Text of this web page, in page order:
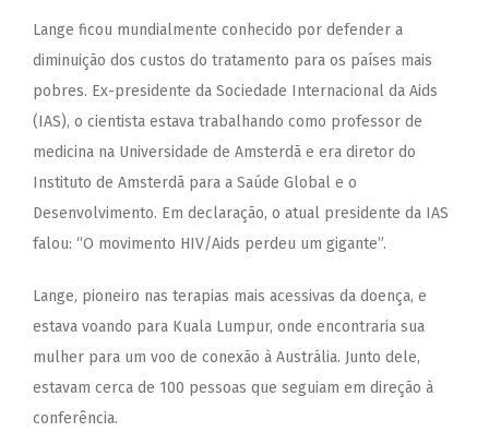
Lange ficou mundialmente conhecido por defender a
diminuição dos custos do tratamento para os países mais
pobres. Ex-presidente da Sociedade Internacional da Aids
(IAS), o cientista estava trabalhando como professor de
medicina na Universidade de Amsterdã e era diretor do
Instituto de Amsterdã para a Saúde Global e o
Desenvolvimento. Em declaração, o atual presidente da IAS
falou: “O movimento HIV/Aids perdeu um gigante”.
Lange, pioneiro nas terapias mais acessivas da doença, e
estava voando para Kuala Lumpur, onde encontraria sua
mulher para um voo de conexão à Austrália. Junto dele,
estavam cerca de 100 pessoas que seguiam em direção à
conferência.